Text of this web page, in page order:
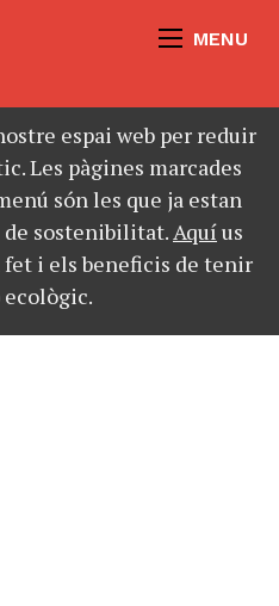
MENU
espai web per reduir
Les pàgines marcades
són les que ja estan
de sostenibilitat.Aquíus
i els beneficis de tenir
ecològic.